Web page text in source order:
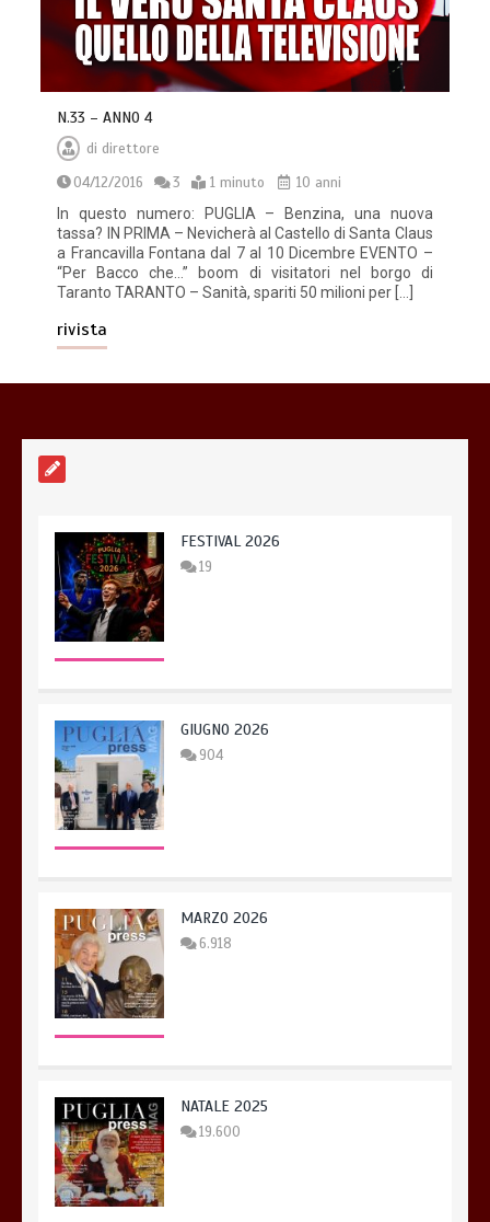
N.33 – ANNO 4
di direttore
04/12/2016
3 1 minuto
10 anni
In questo numero: PUGLIA – Benzina, una nuova
tassa? IN PRIMA – Nevicherà al Castello di Santa Claus
a Francavilla Fontana dal 7 al 10 Dicembre EVENTO –
“Per Bacco che…” boom di visitatori nel borgo di
Taranto TARANTO – Sanità, spariti 50 milioni per […]
rivista
FESTIVAL 2026
19
GIUGNO 2026
904
MARZO 2026
6.918
NATALE 2025
19.600